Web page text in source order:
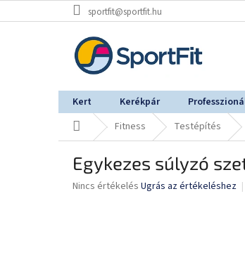
a
sportfit@sportfit.hu
Kert Kerékpár
KezdőlapFitness Testépítés
Egykezes súlyzó
A
Nincs értékelés Ugrás az értékeléshez